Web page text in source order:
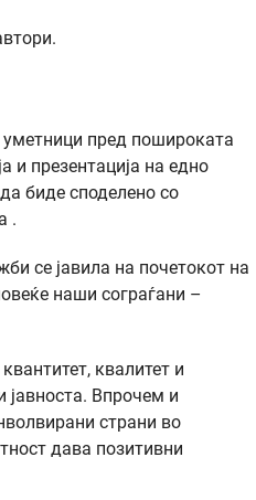
пред пошироката
и презентација на едно
биде споделено со
.
се јавила на почетокот на
наши сограѓани –
квалитет и
јавноста. Впрочем и
страни во
дава позитивни